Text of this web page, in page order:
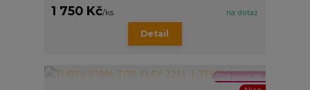
1 750 Kč/ks na dotaz
Detail
TOP produkt